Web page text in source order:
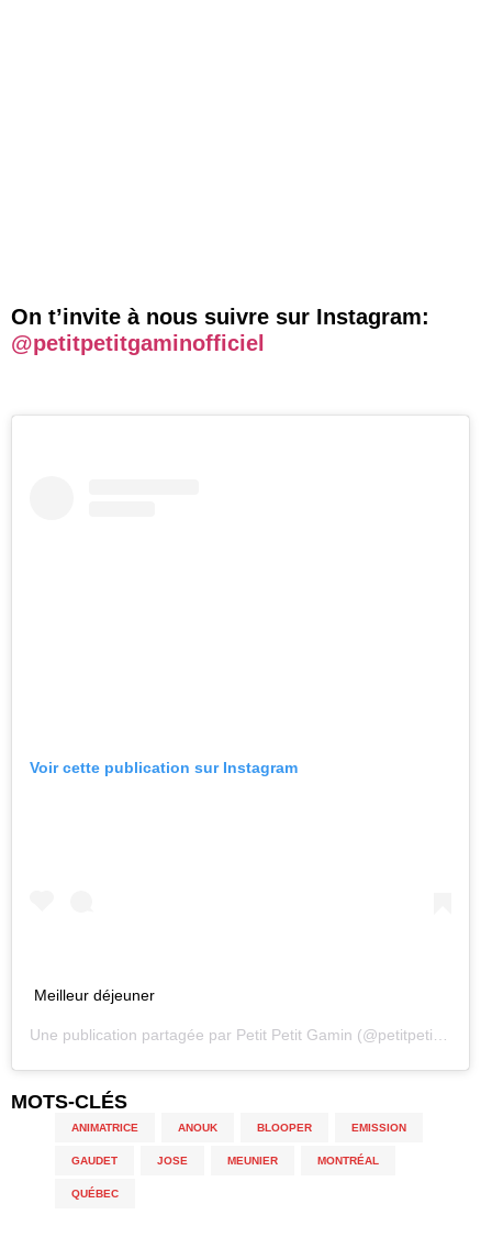
On t’invite à nous suivre sur Instagram:
@petitpetitgaminofficiel
Voir cette publication sur Instagram
Meilleur déjeuner
Une publication partagée par Petit Petit Gamin (@petitpetitgaminofficiel) le
MOTS-CLÉS
ANIMATRICE ANOUK BLOOPER EMISSION
GAUDET JOSE MEUNIER MONTRÉAL
QUÉBEC